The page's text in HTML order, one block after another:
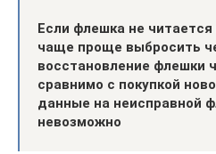
Если флешка не
чаще проще выбросить
восстановление флешки
сравнимо с покупкой
данные на неисправной
невозможно